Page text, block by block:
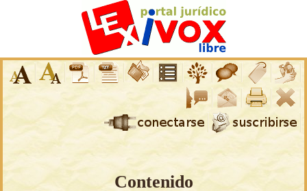
Contenido